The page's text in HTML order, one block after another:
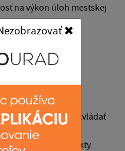
na výkon úloh mestskej
v plnom rozsahu
schopnosť zvládať
povolania,
riešiť konflikty